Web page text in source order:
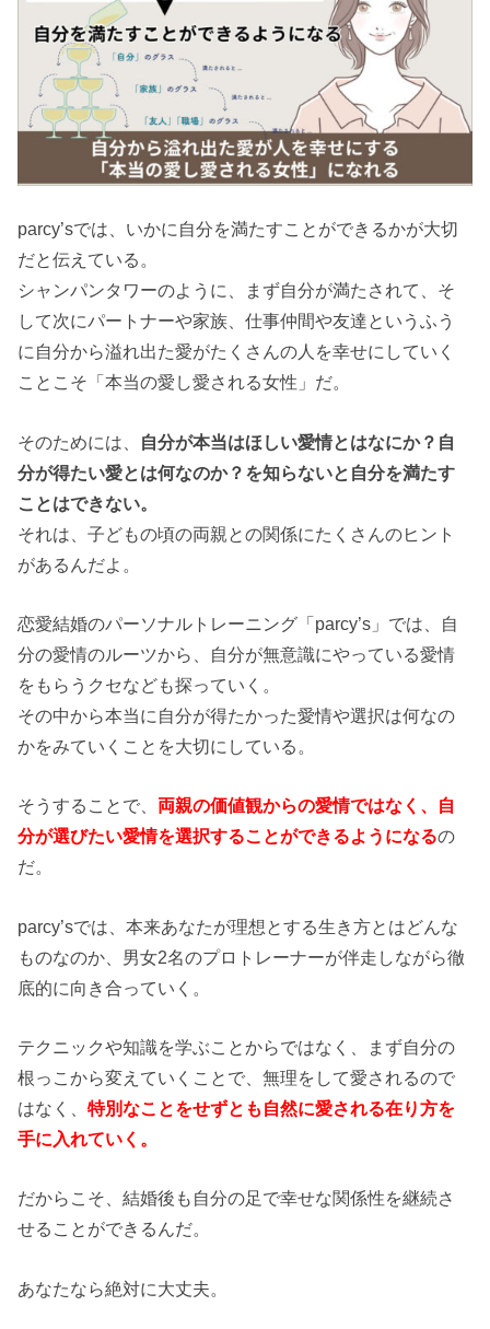
parcy’sでは、いかに自分を満たすことができるかが大切
だと伝えている。
シャンパンタワーのように、まず自分が満たされて、そ
して次にパートナーや家族、仕事仲間や友達というふう
に自分から溢れ出た愛がたくさんの人を幸せにしていく
ことこそ「本当の愛し愛される女性」だ。
そのためには、 自分が本当はほしい愛情とはなにか？自
分が得たい愛とは何なのか？を知らないと自分を満たす
ことはできない。
それは、子どもの頃の両親との関係にたくさんのヒント
があるんだよ。
恋愛結婚のパーソナルトレーニング「parcy’s」では、自
分の愛情のルーツから、自分が無意識にやっている愛情
をもらうクセなども探っていく。
その中から本当に自分が得たかった愛情や選択は何なの
かをみていくことを大切にしている。
そうすることで、 両親の価値観からの愛情ではなく、自
分が選びたい愛情を選択することができるようになるの
だ。
parcy’sでは、本来あなたが理想とする生き方とはどんな
ものなのか、男女2名のプロトレーナーが伴走しながら徹
底的に向き合っていく。
テクニックや知識を学ぶことからではなく、まず自分の
根っこから変えていくことで、無理をして愛されるので
はなく、特別なことをせずとも自然に愛される在り方を
手に入れていく。
だからこそ、結婚後も自分の足で幸せな関係性を継続さ
せることができるんだ。
あなたなら絶対に大丈夫。